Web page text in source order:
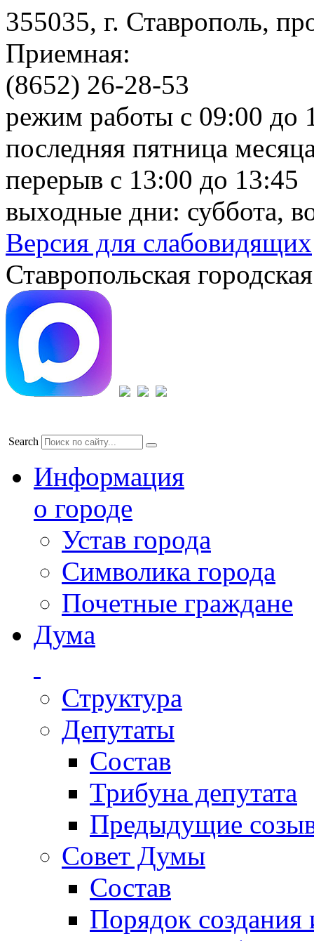
355035, г. Ставрополь,
Приемная:
(8652) 26-28-53
режим работы с 09:00 до
последняя пятница
перерыв с 13:00 до 13:45
выходные дни: суббота,
Версия для слабовидящих
Ставропольская
Search
Информация
о городе
Устав города
Символика города
Почетные граждане
Дума
Структура
Депутаты
Состав
Трибуна депутата
Предыдущие
Совет Думы
Состав
Порядок создания